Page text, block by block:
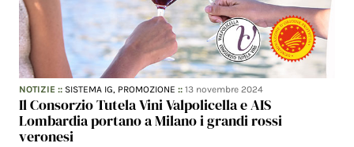
NOTIZIE :: SISTEMA IG, PROMOZIONE ::13 novembre 2024
Il Consorzio Tutela Vini Valpolicella e AIS
Lombardia portano a Milano i grandi rossi
veronesi